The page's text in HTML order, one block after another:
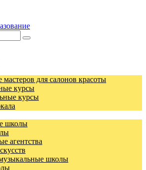
мастеров для салонов красоты
курсы
курсы
школы
агентства
школы